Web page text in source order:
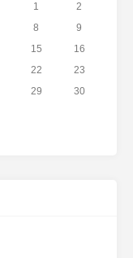
1
2
8
9
15
16
22
23
29
30